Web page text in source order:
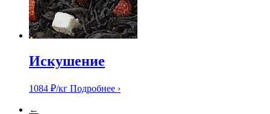
Искушение
1084 ₽/кг Подробнее ›
←